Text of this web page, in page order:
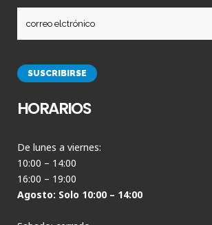
HORARIOS
De lunes a viernes:
10:00 – 14:00
16:00 – 19:00
Agosto: Solo 10:00 – 14:00